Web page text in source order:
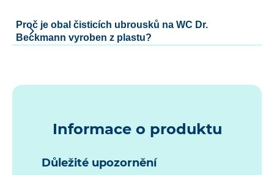
Proč je obal čisticích ubrousků na WC Dr.
Beckmann vyroben z plastu?
Informace o produktu
Důležité upozornění